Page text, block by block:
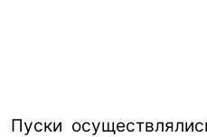
Пуски